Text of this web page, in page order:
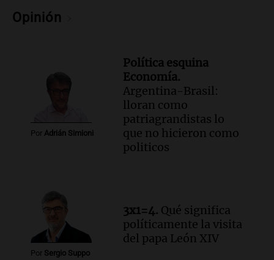
con la política, advierte el consultor
Audio.
Derrapó con su moto en 27 de
Febrero al 6100 y terminó
Episodios
Córdoba multará con hasta $420
Radioinforme 3
Episodios
Audio.Continúan audiencias en caso de
corrupción con testimonios que
exponen graves irregularidades
Opinión
Por Adrián Simioni
Política esquina
Economía.
Argentina-Brasil:
lloran como
patriagrandistas lo
que no hicieron como
politicos
Por Sergio Suppo
3x1=4. Qué significa
políticamente la visita
del papa León XIV